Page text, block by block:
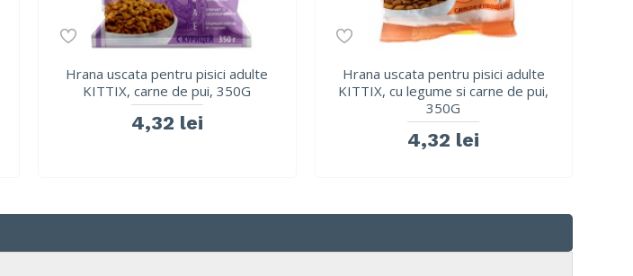
Hrana uscata pentru pisici adulte
KITTIX, carne de pui, 350G
4,32 lei
Hrana uscata pentru pisici adulte
KITTIX, cu legume si carne de pui,
350G
4,32 lei